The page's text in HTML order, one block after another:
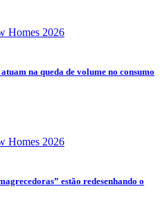
na queda de volume no consumo
estão redesenhando o